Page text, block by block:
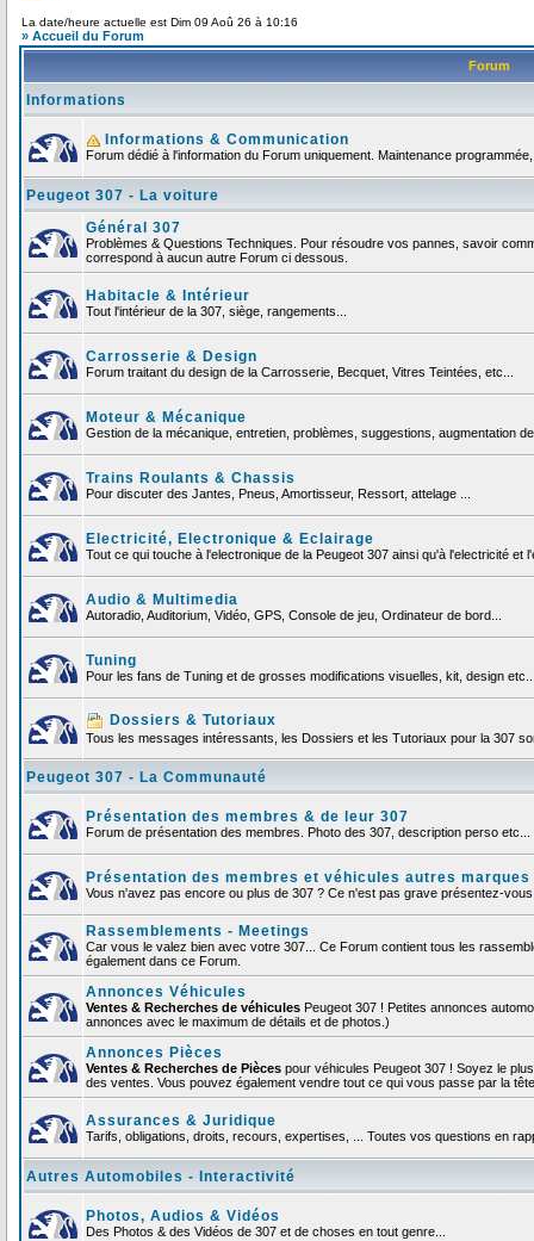
La date/heure actuelle est Dim 09 Aoû 26 à 10:16
» Accueil du Forum
Forum
Informations
Informations & Communication
Forum dédié à l'information du Forum uniquement. Maintenance
Peugeot 307 - La voiture
Général 307
Problèmes & Questions Techniques. Pour résoudre vos pannes, savoir
correspond à aucun autre Forum ci dessous.
Habitacle & Intérieur
Tout l'intérieur de la 307, siège, rangements...
Carrosserie & Design
Forum traitant du design de la Carrosserie, Becquet, Vitres Teintées, etc...
Moteur & Mécanique
Gestion de la mécanique, entretien, problèmes, suggestions, augmentation
Trains Roulants & Chassis
Pour discuter des Jantes, Pneus, Amortisseur, Ressort, attelage ...
Electricité, Electronique & Eclairage
Tout ce qui touche à l'electronique de la Peugeot 307 ainsi qu'à l'electricité et
Audio & Multimedia
Autoradio, Auditorium, Vidéo, GPS, Console de jeu, Ordinateur de bord...
Tuning
Pour les fans de Tuning et de grosses modifications visuelles, kit, design
Dossiers & Tutoriaux
Tous les messages intéressants, les Dossiers et les Tutoriaux pour la 307
Peugeot 307 - La Communauté
Présentation des membres & de leur 307
Forum de présentation des membres. Photo des 307, description perso
Présentation des membres et véhicules autres marques
Vous n'avez pas encore ou plus de 307 ? Ce n'est pas grave présentez-
Rassemblements - Meetings
Car vous le valez bien avec votre 307... Ce Forum contient tous les
également dans ce Forum.
Annonces Véhicules
Ventes & Recherches de véhicules Peugeot 307 ! Petites annonces
annonces avec le maximum de détails et de photos.)
Annonces Pièces
Ventes & Recherches de Pièces pour véhicules Peugeot 307 ! Soyez le
des ventes. Vous pouvez également vendre tout ce qui vous passe par la
Assurances & Juridique
Tarifs, obligations, droits, recours, expertises, ... Toutes vos questions en
Autres Automobiles - Interactivité
Photos, Audios & Vidéos
Des Photos & des Vidéos de 307 et de choses en tout genre...